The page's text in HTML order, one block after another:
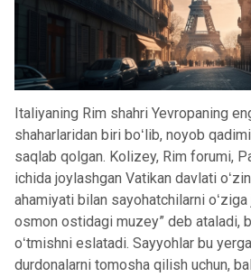
Italiyaning Rim shahri Yevropaning
shaharlaridan biri boʻlib, noyob
saqlab qolgan. Kolizey, Rim forumi,
ichida joylashgan Vatikan davlati
ahamiyati bilan sayohatchilarni
osmon ostidagi muzey” deb ataladi,
oʻtmishni eslatadi. Sayyohlar bu
durdonalarni tomosha qilish uchun,